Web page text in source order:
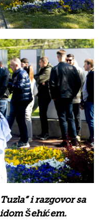
i razgovor sa
Šehićem.